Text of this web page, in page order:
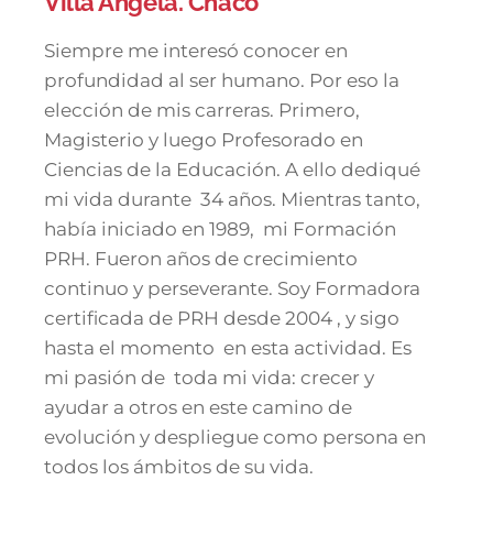
Siempre me interesó conocer en
profundidad al ser humano. Por eso la
elección de mis carreras. Primero,
Magisterio y luego Profesorado en
Ciencias de la Educación. A ello dediqué
mi vida durante 34 años. Mientras tanto,
había iniciado en 1989, mi Formación
PRH. Fueron años de crecimiento
continuo y perseverante. Soy Formadora
certificada de PRH desde 2004 , y sigo
hasta el momento en esta actividad. Es
mi pasión de toda mi vida: crecer y
ayudar a otros en este camino de
evolución y despliegue como persona en
todos los ámbitos de su vida.